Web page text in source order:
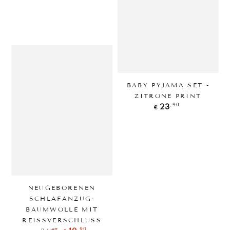
NEUGEBORENEN
SCHLAFANZUG-
BAUMWOLLE MIT
REISSVERSCHLUSS
,90
BABY PYJAMA SET -
ZITRONE PRINT
Regulärer
Preis
€ 23,90